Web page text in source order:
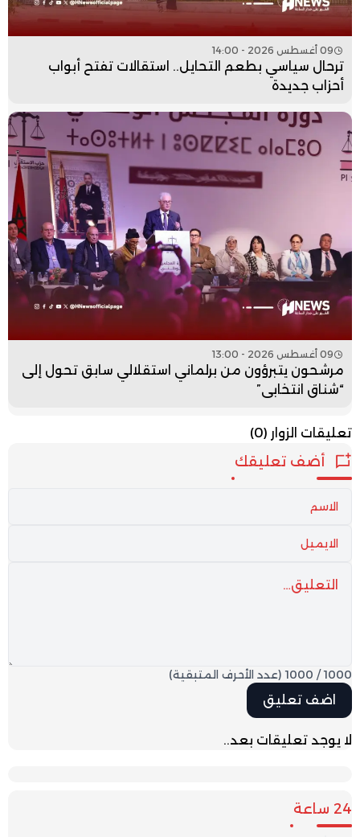
09 أغسطس 2026 - 14:00
ترحال سياسي بطعم التحايل.. استقالات تفتح أبواب
أحزاب جديدة
09 أغسطس 2026 - 13:00
مرشحون يتبرؤون من برلماني استقلالي سابق تحول إلى
“شناق انتخابي”
تعليقات الزوار (0)
أضف تعليقك
1000
/
1000 (عدد الأحرف المتبقية)
لا يوجد تعليقات بعد..
24 ساعة